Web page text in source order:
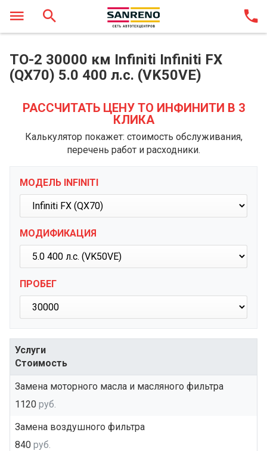
ТО-2 30000 км Infiniti Infiniti FX
(QX70) 5.0 400 л.с. (VK50VE)
РАССЧИТАТЬ ЦЕНУ ТО ИНФИНИТИ В 3
КЛИКА
Калькулятор покажет: стоимость обслуживания,
перечень работ и расходники.
МОДЕЛЬ INFINITI
МОДИФИКАЦИЯ
ПРОБЕГ
Услуги
Стоимость
Замена моторного масла и масляного фильтра
1120 руб.
Замена воздушного фильтра
840 руб.